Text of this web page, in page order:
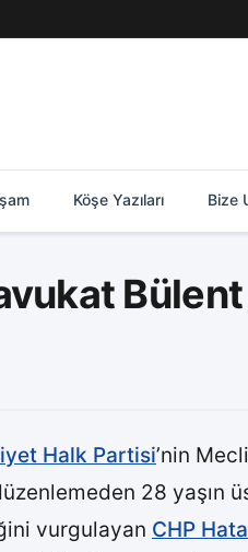
Köşe Yazıları Bize
Halk Partisi’nin
28 yaşın
vurgulayan CHP